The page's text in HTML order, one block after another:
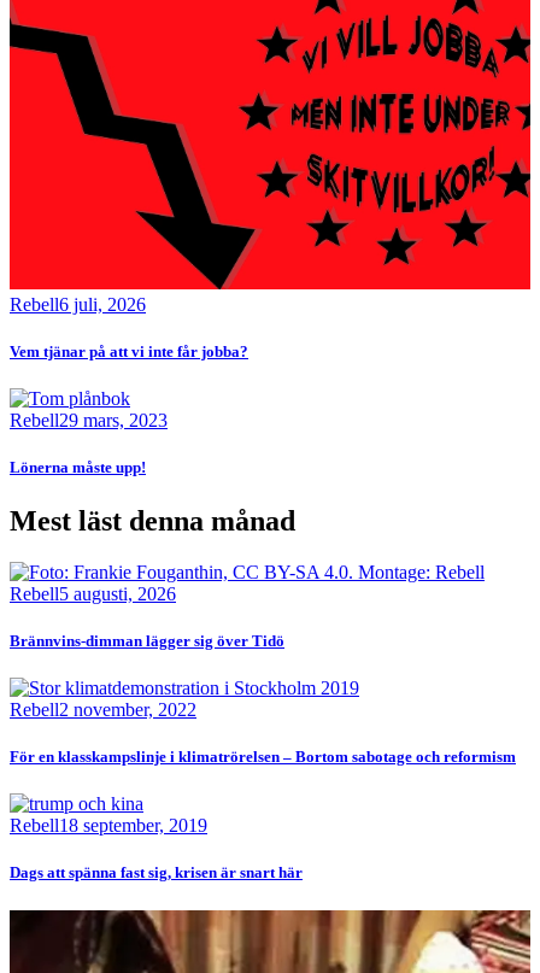
Rebell6 juli, 2026
Vem tjänar på att vi inte får jobba?
Bild
Rebell29 mars, 2023
Lönerna måste upp!
Mest läst denna månad
Bild
Rebell5 augusti, 2026
Brännvins-dimman lägger sig över Tidö
Bild
Rebell2 november, 2022
För en klasskampslinje i klimatrörelsen – Bortom sabotage och reformism
Bild
Rebell18 september, 2019
Dags att spänna fast sig, krisen är snart här